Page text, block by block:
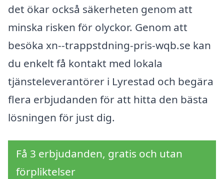
det ökar också säkerheten genom att
minska risken för olyckor. Genom att
besöka xn--trappstdning-pris-wqb.se kan
du enkelt få kontakt med lokala
tjänsteleverantörer i Lyrestad och begära
flera erbjudanden för att hitta den bästa
lösningen för just dig.
Få 3 erbjudanden, gratis och utan
förpliktelser